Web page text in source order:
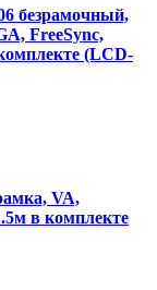
безрамочный,
FreeSync,
(LCD-
VA,
в комплекте